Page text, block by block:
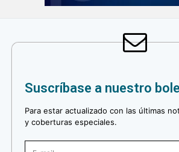
Suscríbase a nuestro
Para estar actualizado con las últimas
y coberturas especiales.